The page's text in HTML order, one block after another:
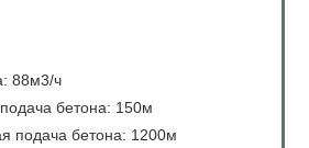
88м3/ч
бетона: 150м
подача бетона: 1200м